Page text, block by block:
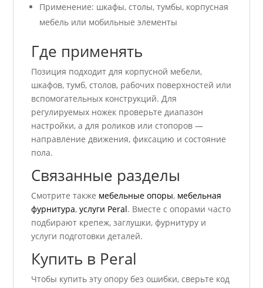
Применение: шкафы, столы, тумбы, корпусная
мебель или мобильные элементы
Где применять
Позиция подходит для корпусной мебели,
шкафов, тумб, столов, рабочих поверхностей или
вспомогательных конструкций. Для
регулируемых ножек проверьте диапазон
настройки, а для роликов или стопоров —
направление движения, фиксацию и состояние
пола.
Связанные разделы
Смотрите также мебельные опоры, мебельная
фурнитура,услуги Peral. Вместе с опорами часто
подбирают крепеж, заглушки, фурнитуру и
услуги подготовки деталей.
Купить в Peral
Чтобы купить эту опору без ошибки, сверьте код